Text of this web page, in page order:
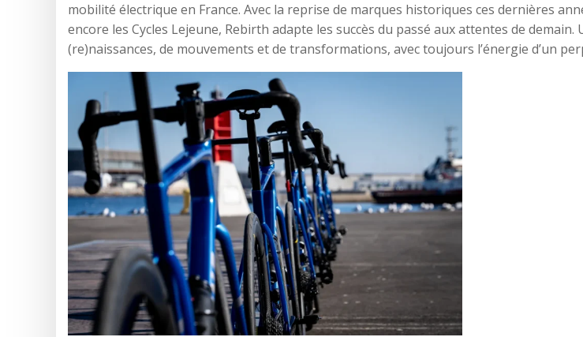
mobilité électrique en France. Avec la reprise de marques historiques ces dernières
encore les Cycles Lejeune, Rebirth adapte les succès du passé aux attentes de
(re)naissances, de mouvements et de transformations, avec toujours l’énergie d’un